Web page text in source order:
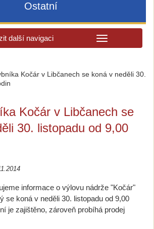
Ostatní
další navigaci
Kočár v Libčanech se koná v neděli 30.
Kočár v Libčanech se
30. listopadu od 9,00
informace o výlovu nádrže "Kočár"
se koná v neděli 30. listopadu od 9,00
je zajištěno, zároveň probíhá prodej